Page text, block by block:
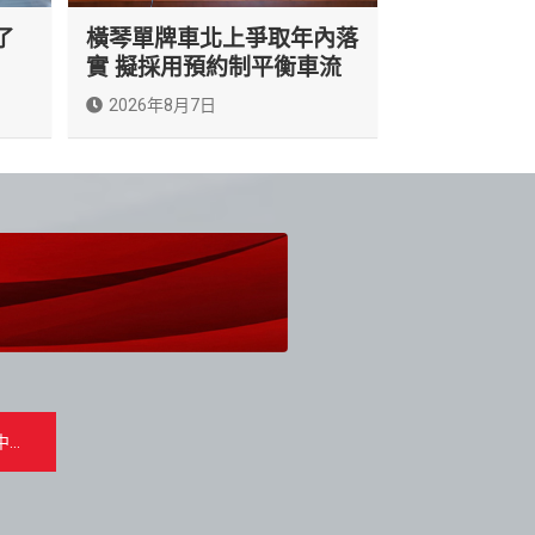
橫琴單牌車北上爭取年內落
實 擬採用預約制平衡車流
2026年8月7日